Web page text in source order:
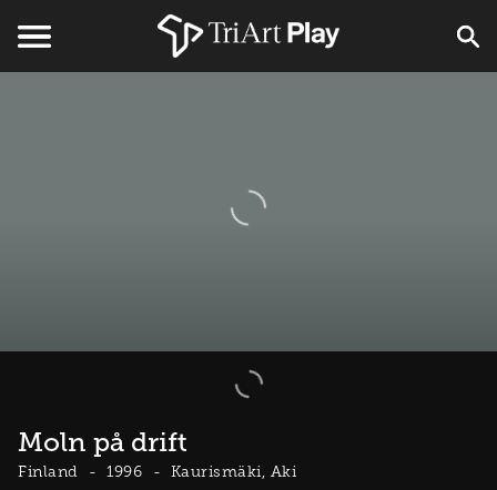
Moln på drift
Finland 1996 Kaurismäki, Aki